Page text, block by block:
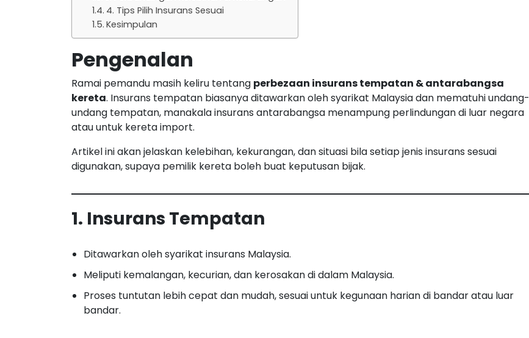
4. Tips Pilih Insurans Sesuai
Kesimpulan
Pengenalan
Ramai pemandu masih keliru tentang perbezaan insurans tempatan & antarabangsa
kereta. Insurans tempatan biasanya ditawarkan oleh syarikat Malaysia dan mematuhi undang-
undang tempatan, manakala insurans antarabangsa menampung perlindungan di luar negara
atau untuk kereta import.
Artikel ini akan jelaskan kelebihan, kekurangan, dan situasi bila setiap jenis insurans sesuai
digunakan, supaya pemilik kereta boleh buat keputusan bijak.
1. Insurans Tempatan
Ditawarkan oleh syarikat insurans Malaysia.
Meliputi kemalangan, kecurian, dan kerosakan di dalam Malaysia.
Proses tuntutan lebih cepat dan mudah, sesuai untuk kegunaan harian di bandar atau luar
bandar.